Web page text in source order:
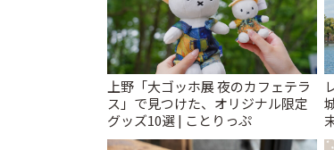
上野「大ゴッホ展 夜のカフェテラ
ス」で見つけた、オリジナル限定
グッズ10選 | ことりっぷ